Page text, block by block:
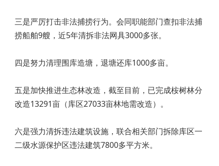
三是严厉打击非法捕捞行为。会同职能部门查扣非法捕
捞船舶9艘，近5年清拆非法网具3000多张。
四是努力清理围库造塘，退塘还库1000多亩。
五是加快推进生态林改造，截至目前，已完成桉树林分
改造13291亩（库区27033亩林地需改造）。
六是强力清拆违法建筑设施，联合相关部门拆除库区一
二级水源保护区违法建筑7800多平方米。